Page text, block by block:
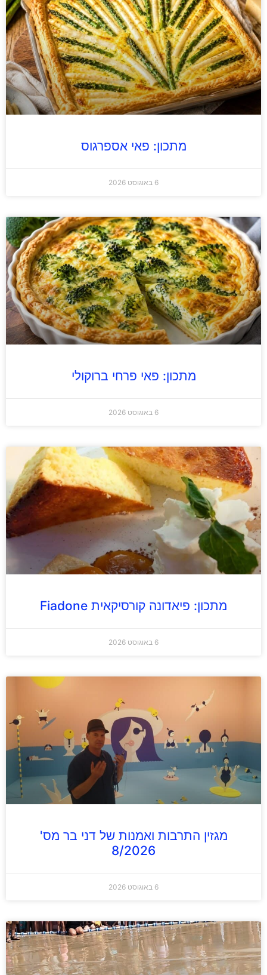
מתכון: פאי אספרגוס
6 באוגוסט 2026
מתכון: פאי פרחי ברוקולי
6 באוגוסט 2026
מתכון: פיאדונה קורסיקאית Fiadone
6 באוגוסט 2026
מגזין התרבות ואמנות של דני בר מס'
8/2026
6 באוגוסט 2026